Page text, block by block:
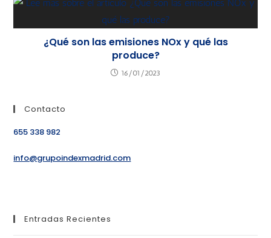
¿Qué son las emisiones NOx y qué las
produce?
16/01/2023
Contacto
655 338 982
info@grupoindexmadrid.com
Entradas Recientes